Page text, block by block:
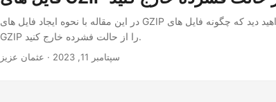
در این مقاله با نحوه ایجاد فایل های GZIP در پایتون آشنا می شوید. علاوه بر این، خواهید دید که چگونه فایل های
GZIP را از حالت فشرده خارج کنید.
سپتامبر 11, 2023 · عثمان عزیز